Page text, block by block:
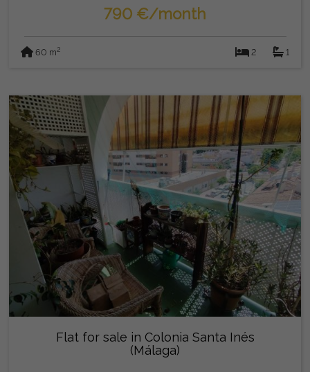
790 €/month
60 m2 2 1
Flat for sale in Colonia Santa Inés
(Málaga)